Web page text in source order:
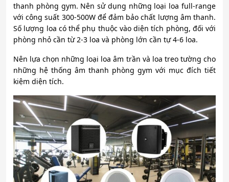
thanh phòng gym. Nên sử dụng những loại loa full-range
với công suất 300-500W để đảm bảo chất lượng âm thanh.
Số lượng loa có thể phụ thuộc vào diện tích phòng, đối với
phòng nhỏ cần từ 2-3 loa và phòng lớn cần tự 4-6 loa.
Nên lựa chọn những loại loa âm trần và loa treo tường cho
những hệ thống âm thanh phòng gym với mục đích tiết
kiệm diện tích.